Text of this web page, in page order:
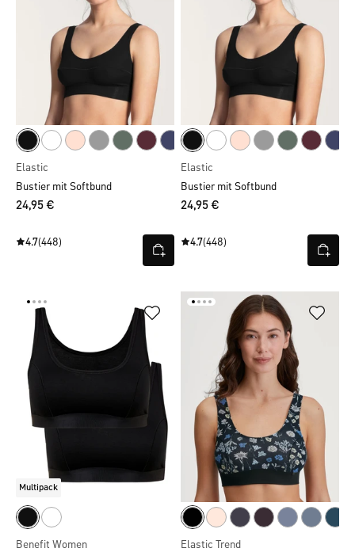
Elastic
Bustier mit Softbund
24,95 €
4.7(448)
Elastic
Bustier mit Softbund
24,95 €
4.7(448)
Multipack
Benefit Women
Elastic Trend